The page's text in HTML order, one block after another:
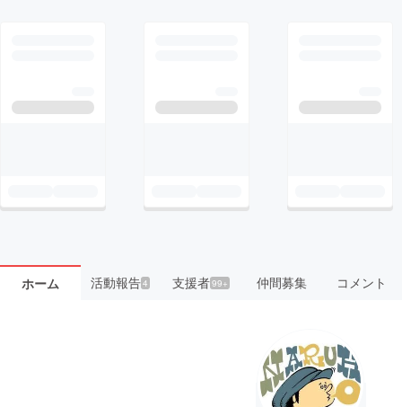
ホーム 活動報告4 支援者99+ 仲間募集 コメント